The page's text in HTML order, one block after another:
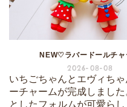
NEW♡ラバードールチャ
2026-08-08
いちごちゃんとエヴィち
ーチャームが完成しまし
としたフォルムが可愛ら